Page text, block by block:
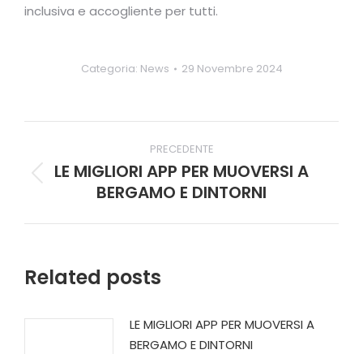
inclusiva e accogliente per tutti.
Categoria: News 29 Novembre 2024
tra
post
PRECEDENTE
Post
precedente:
LE MIGLIORI APP PER MUOVERSI A
BERGAMO E DINTORNI
Related posts
LE MIGLIORI APP PER MUOVERSI A
BERGAMO E DINTORNI